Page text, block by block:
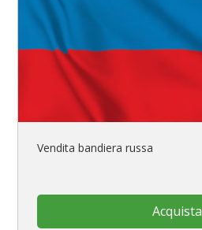
Vendita bandiera russa
Acquista